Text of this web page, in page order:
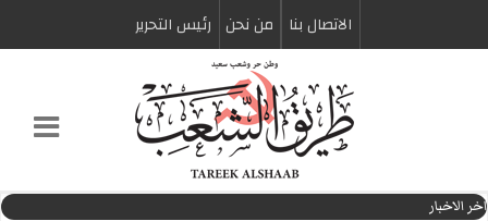
الاتصال بنا من نحن رئیس التحریر
اخر الاخبار